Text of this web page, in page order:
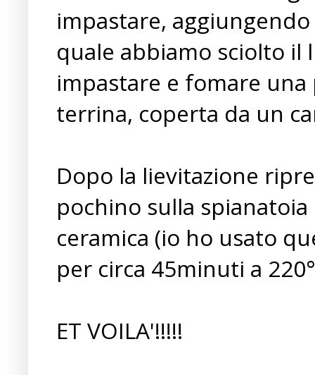
impastare,
quale abbiamo sciolto
impastare e fomare
terrina, coperta da un
Dopo la lievitazione
pochino sulla
ceramica (io ho usato
per circa 45minuti a
ET VOILA'!!!!!